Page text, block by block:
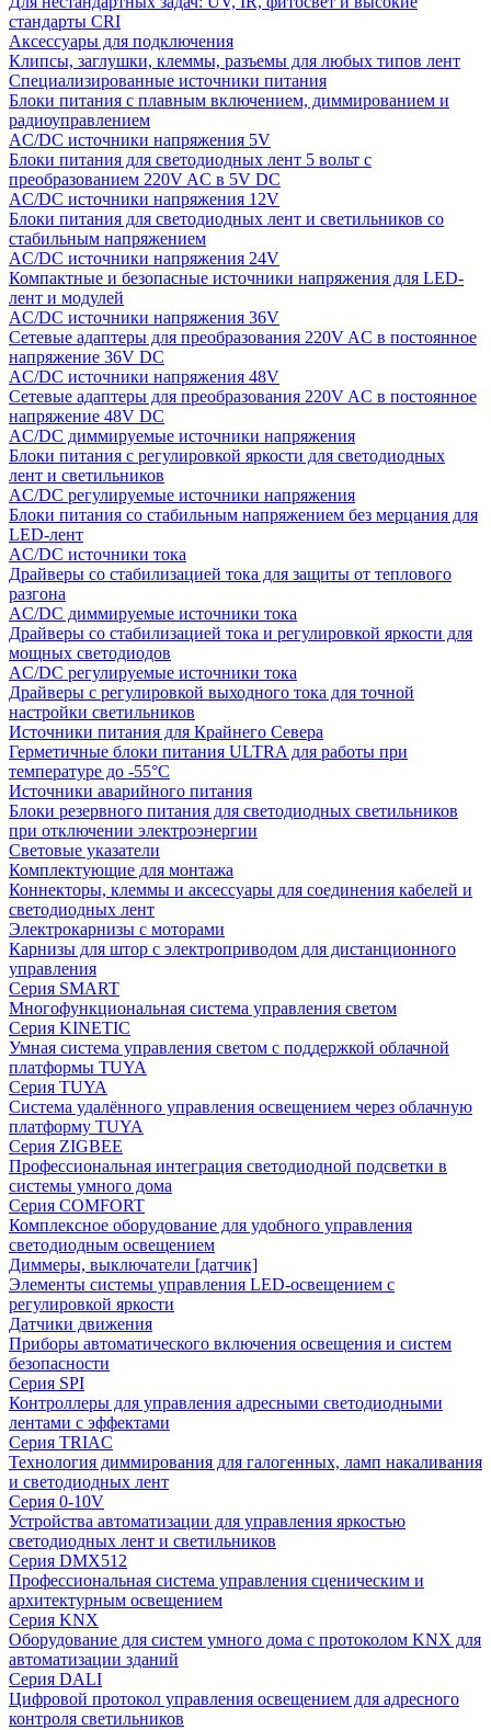
стандарты CRI
Аксессуары для подключения
Клипсы, заглушки, клеммы, разъемы для любых типов лент
Специализированные источники питания
Блоки питания с плавным включением, диммированием и
радиоуправлением
AC/DC источники напряжения 5V
Блоки питания для светодиодных лент 5 вольт с
преобразованием 220V AC в 5V DC
AC/DC источники напряжения 12V
Блоки питания для светодиодных лент и светильников со
стабильным напряжением
AC/DC источники напряжения 24V
Компактные и безопасные источники напряжения для LED-
лент и модулей
AC/DC источники напряжения 36V
Сетевые адаптеры для преобразования 220V AC в постоянное
напряжение 36V DC
AC/DC источники напряжения 48V
Сетевые адаптеры для преобразования 220V AC в постоянное
напряжение 48V DC
AC/DC диммируемые источники напряжения
Блоки питания с регулировкой яркости для светодиодных
лент и светильников
AC/DC регулируемые источники напряжения
Блоки питания со стабильным напряжением без мерцания для
LED-лент
AC/DC источники тока
Драйверы со стабилизацией тока для защиты от теплового
разгона
AC/DC диммируемые источники тока
Драйверы со стабилизацией тока и регулировкой яркости для
мощных светодиодов
AC/DC регулируемые источники тока
Драйверы с регулировкой выходного тока для точной
настройки светильников
Источники питания для Крайнего Севера
Герметичные блоки питания ULTRA для работы при
температуре до -55°C
Источники аварийного питания
Блоки резервного питания для светодиодных светильников
при отключении электроэнергии
Световые указатели
Комплектующие для монтажа
Коннекторы, клеммы и аксессуары для соединения кабелей и
светодиодных лент
Электрокарнизы с моторами
Карнизы для штор с электроприводом для дистанционного
управления
Серия SMART
Многофункциональная система управления светом
Серия KINETIC
Умная система управления светом с поддержкой облачной
платформы TUYA
Серия TUYA
Система удалённого управления освещением через облачную
платформу TUYA
Серия ZIGBEE
Профессиональная интеграция светодиодной подсветки в
системы умного дома
Серия COMFORT
Комплексное оборудование для удобного управления
светодиодным освещением
Диммеры, выключатели [датчик]
Элементы системы управления LED-освещением с
регулировкой яркости
Датчики движения
Приборы автоматического включения освещения и систем
безопасности
Серия SPI
Контроллеры для управления адресными светодиодными
лентами с эффектами
Серия TRIAC
Технология диммирования для галогенных, ламп накаливания
и светодиодных лент
Серия 0-10V
Устройства автоматизации для управления яркостью
светодиодных лент и светильников
Серия DMX512
Профессиональная система управления сценическим и
архитектурным освещением
Серия KNX
Оборудование для систем умного дома с протоколом KNX для
автоматизации зданий
Серия DALI
Цифровой протокол управления освещением для адресного
контроля светильников